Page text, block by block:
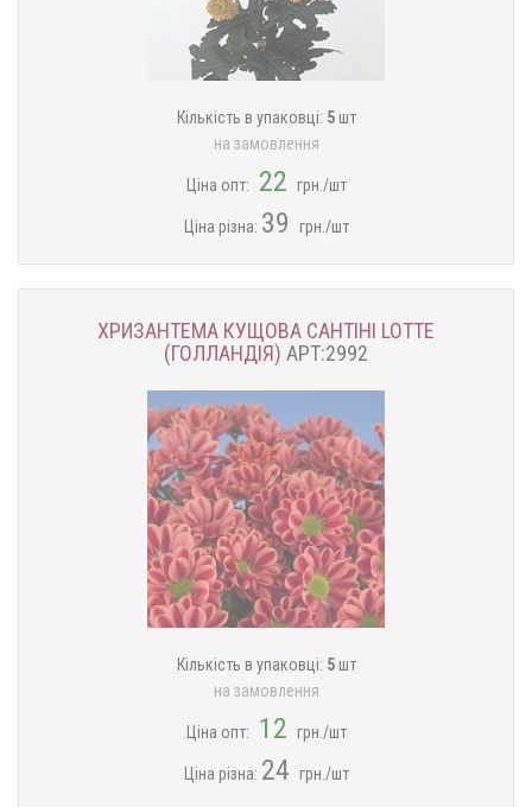
Кількість в упаковці: 5шт
на замовлення
Ціна опт: 22 грн./шт
Ціна різна: 39 грн./шт
ХРИЗАНТЕМА КУЩОВА САНТІНІ LOTTE
(ГОЛЛАНДІЯ) АРТ:2992
Кількість в упаковці: 5шт
на замовлення
Ціна опт: 12 грн./шт
Ціна різна: 24 грн./шт